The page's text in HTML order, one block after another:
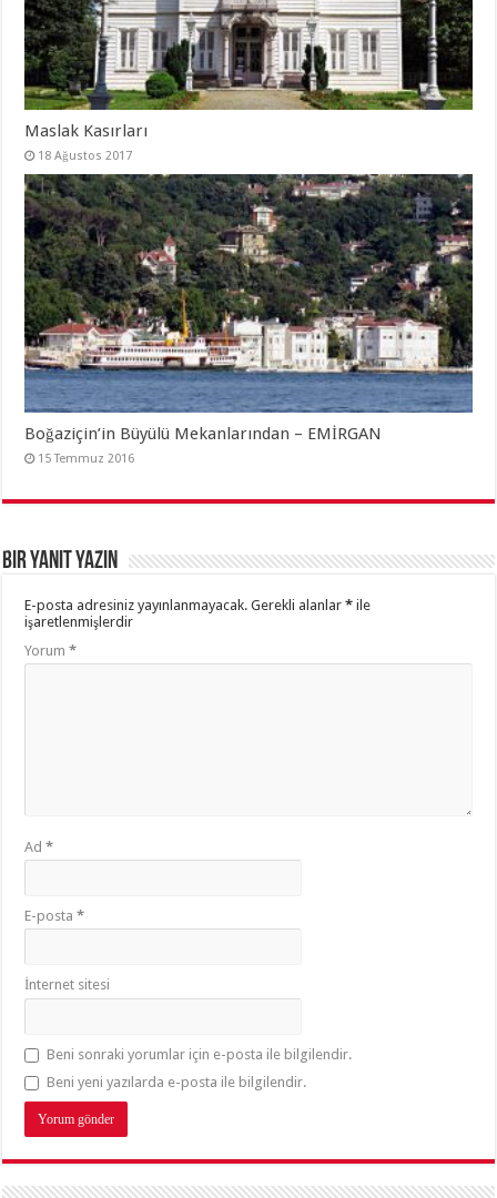
Maslak Kasırları
18 Ağustos 2017
Boğaziçin’in Büyülü Mekanlarından – EMİRGAN
15 Temmuz 2016
Bir yanıt yazın
E-posta adresiniz yayınlanmayacak. Gerekli alanlar* ile
işaretlenmişlerdir
Yorum*
Ad*
E-posta*
İnternet sitesi
Beni sonraki yorumlar için e-posta ile bilgilendir.
Beni yeni yazılarda e-posta ile bilgilendir.